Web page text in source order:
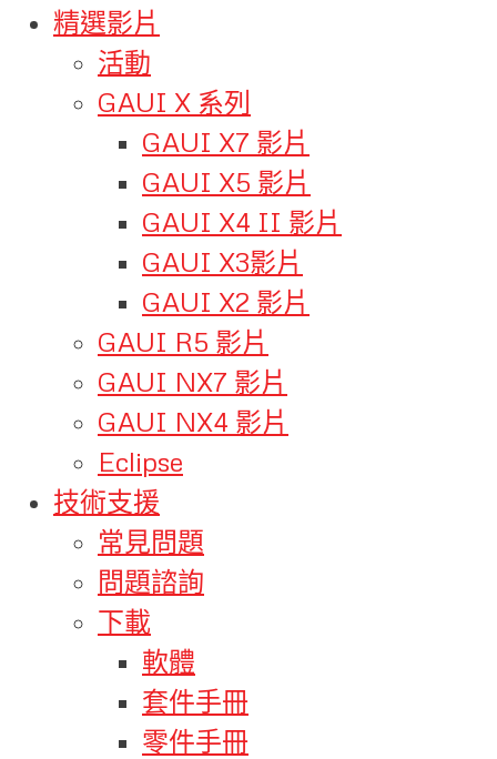
精選影片
活動
GAUI X 系列
GAUI X7 影片
GAUI X5 影片
GAUI X4 II 影片
GAUI X3影片
GAUI X2 影片
GAUI R5 影片
GAUI NX7 影片
GAUI NX4 影片
Eclipse
技術支援
常見問題
問題諮詢
下載
軟體
套件手冊
零件手冊